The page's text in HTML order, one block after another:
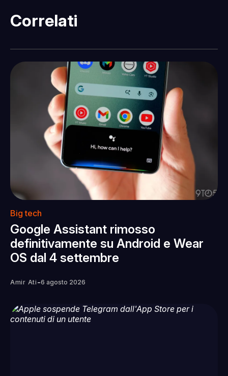
Correlati
Big tech
Google Assistant rimosso
definitivamente su Android e Wear
OS dal 4 settembre
Amir Ati -6 agosto 2026